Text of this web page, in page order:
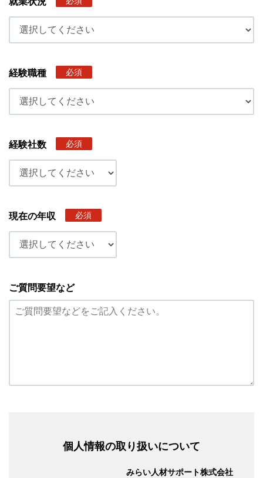
経験職種 必須
経験社数 必須
現在の年収 必須
ご質問要望など
個人情報の取り扱いについて
みらい人材サポート株式会社